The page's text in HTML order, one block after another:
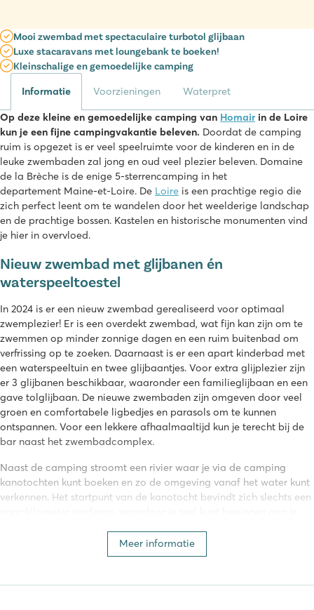
Mooi zwembad met spectaculaire turbotol glijbaan
Luxe stacaravans met loungebank te boeken!
Kleinschalige en gemoedelijke camping
Informatie Voorzieningen Waterpret
Op deze kleine en gemoedelijke camping van Homair in de Loire
kun je een fijne campingvakantie beleven. Doordat de camping
ruim is opgezet is er veel speelruimte voor de kinderen en in de
leuke zwembaden zal jong en oud veel plezier beleven. Domaine
de la Brèche is de enige 5-sterrencamping in het
departement Maine-et-Loire. De Loire is een prachtige regio die
zich perfect leent om te wandelen door het weelderige landschap
en de prachtige bossen. Kastelen en historische monumenten vind
je hier in overvloed.
Nieuw zwembad met glijbanen én
waterspeeltoestel
In 2024 is er een nieuw zwembad gerealiseerd voor optimaal
zwemplezier! Er is een overdekt zwembad, wat fijn kan zijn om te
zwemmen op minder zonnige dagen en een ruim buitenbad om
verfrissing op te zoeken. Daarnaast is er een apart kinderbad met
een waterspeeltuin en twee glijbaantjes. Voor extra glijplezier zijn
er 3 glijbanen beschikbaar, waaronder een familieglijbaan en een
gave tolglijbaan. De nieuwe zwembaden zijn omgeven door veel
groen en comfortabele ligbedjes en parasols om te kunnen
ontspannen. Voor een lekkere afhaalmaaltijd kun je terecht bij de
bar naast het zwembadcomplex.
Naast de camping stroomt een rivier waar je via de camping
kanotochten kunt boeken en zo de omgeving vanaf het water kunt
verkennen. Het startpunt van de kanotocht bevindt zich slechts een
camping een meer waar je kunt zwemmen en waar je verschillende
andere watersporten kunt beoefenen.
Faciliteiten op Domaine de La Brèche
Meer informatie